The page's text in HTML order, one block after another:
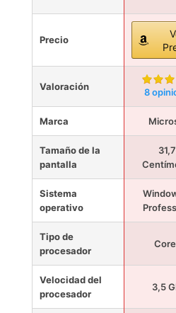
Precio
Valoración 8
Marca
Tamaño de la
pantalla
Sistema
operativo
Tipo de
procesador
Velocidad del
procesador
3,5